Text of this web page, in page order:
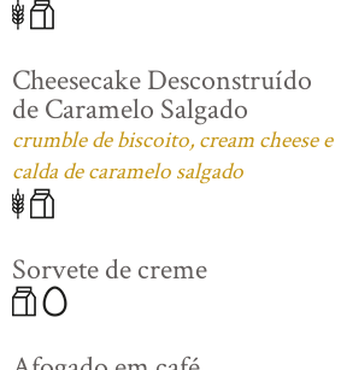
Cheesecake Desconstruído
de Caramelo Salgado
crumble de biscoito, cream cheese e
calda de caramelo salgado
Sorvete de creme